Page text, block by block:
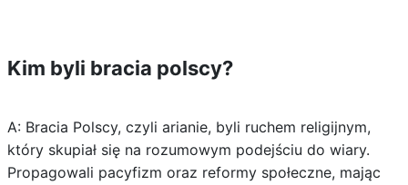
Kim byli bracia polscy?
A: Bracia Polscy, czyli arianie, byli ruchem religijnym,
który skupiał się na rozumowym podejściu do wiary.
Propagowali pacyfizm oraz reformy społeczne, mając